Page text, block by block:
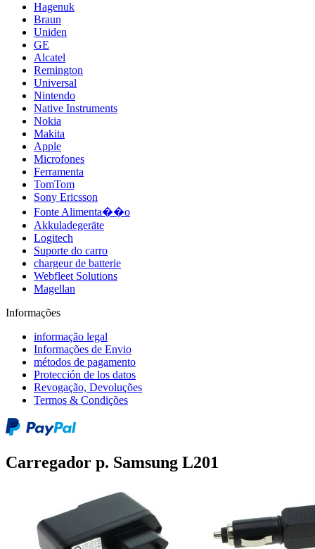
Hagenuk
Braun
Uniden
GE
Alcatel
Remington
Universal
Nintendo
Native Instruments
Nokia
Makita
Apple
Microfones
Ferramenta
TomTom
Sony Ericsson
Fonte Alimenta��o
Akkuladegeräte
Logitech
Suporte do carro
chargeur de batterie
Webfleet Solutions
Magellan
Informações
informação legal
Informações de Envio
métodos de pagamento
Protección de los datos
Revogação, Devoluções
Termos & Condições
Carregador p. Samsung L201